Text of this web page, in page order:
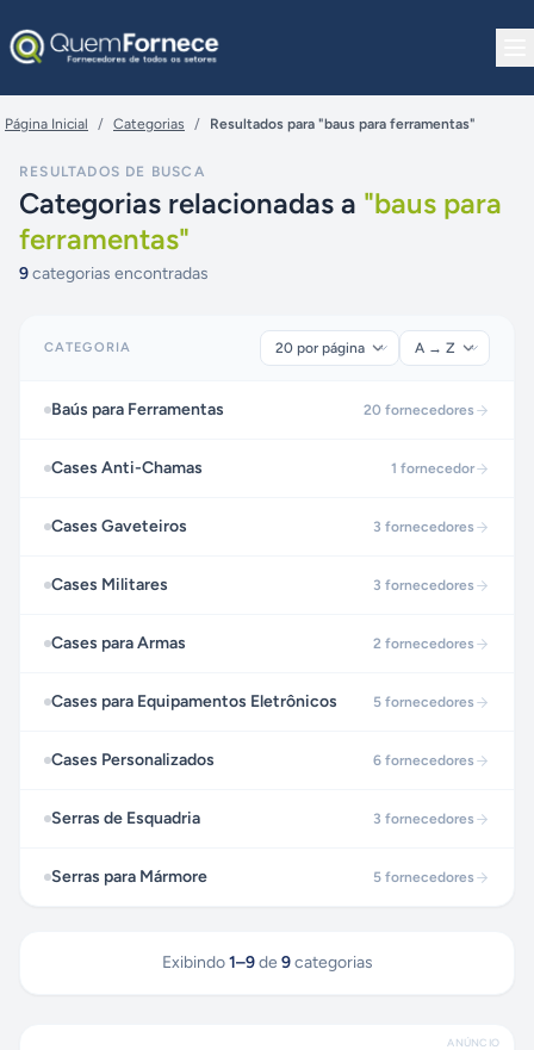
Página Inicial / Categorias / Resultados para "baus para ferramentas"
RESULTADOS DE BUSCA
Categorias relacionadas a "baus para
ferramentas"
9categorias encontradas
CATEGORIA
Baús para Ferramentas 20 fornecedores
Cases Anti-Chamas 1 fornecedor
Cases Gaveteiros 3 fornecedores
Cases Militares 3 fornecedores
Cases para Armas 2 fornecedores
Cases para Equipamentos Eletrônicos 5 fornecedores
Cases Personalizados 6 fornecedores
Serras de Esquadria 3 fornecedores
Serras para Mármore 5 fornecedores
Exibindo 1–9 de 9 categorias
ANÚNCIO